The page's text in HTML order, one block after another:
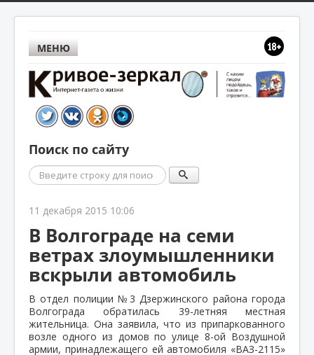
МЕНЮ
Поиск по сайту
Поиск
11 декабря 2015 10:06
В Волгограде на семи
ветрах злоумышленники
вскрыли автомобиль
В отдел полиции №3 Дзержинского района города
Волгограда обратилась 39-летняя местная
жительница. Она заявила, что из припаркованного
возле одного из домов по улице 8-ой Воздушной
армии, принадлежащего ей автомобиля «ВАЗ-2115»